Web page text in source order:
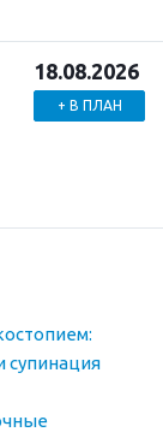
18.08.2026
+ В ПЛАН
супинация